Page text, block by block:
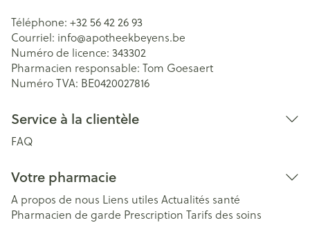
Téléphone: +32 56 42 26 93
Courriel: info@apotheekbeyens.be
Numéro de licence: 343302
Pharmacien responsable: Tom Goesaert
Numéro TVA: BE0420027816
Service à la clientèle
FAQ
Votre pharmacie
A propos de nous Liens utiles Actualités santé
Pharmacien de garde Prescription Tarifs des soins